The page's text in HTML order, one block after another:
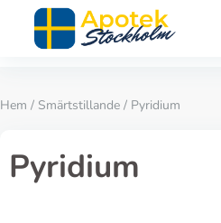
Hem / Smärtstillande / Pyridium
Pyridium